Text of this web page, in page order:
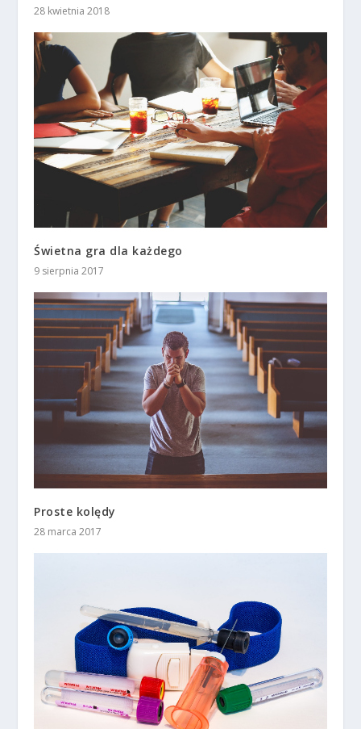
28 kwietnia 2018
Świetna gra dla każdego
9 sierpnia 2017
Proste kolędy
28 marca 2017